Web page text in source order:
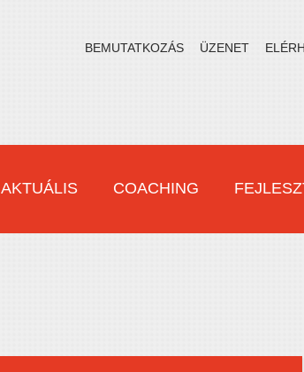
BEMUTATKOZÁS ÜZENET
AKTUÁLIS COACHING